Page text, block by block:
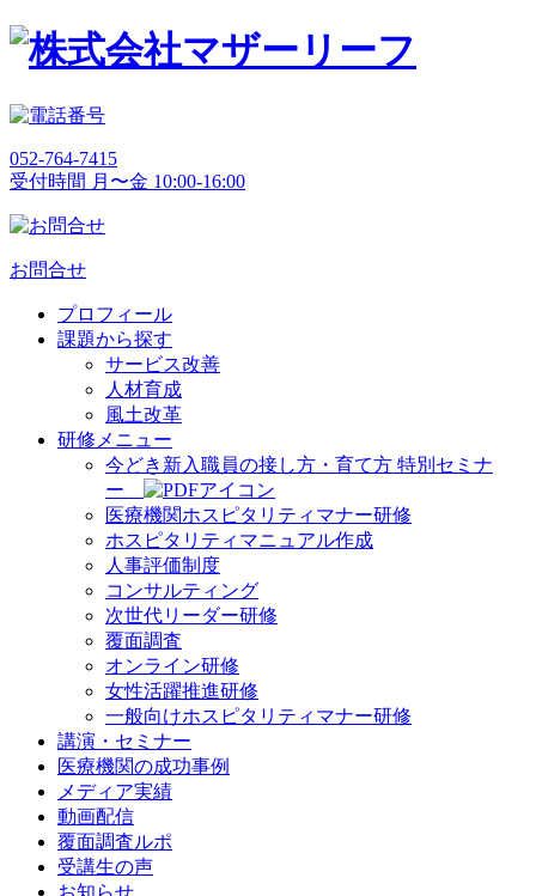
052-764-7415
受付時間 月〜金 10:00-16:00
お問合せ
プロフィール
課題から探す
サービス改善
人材育成
風土改革
研修メニュー
今どき新入職員の接し方・育て方 特別セミナ
ー
医療機関ホスピタリティマナー研修
ホスピタリティマニュアル作成
人事評価制度
コンサルティング
次世代リーダー研修
覆面調査
オンライン研修
女性活躍推進研修
一般向けホスピタリティマナー研修
講演・セミナー
医療機関の成功事例
メディア実績
動画配信
覆面調査ルポ
受講生の声
お知らせ